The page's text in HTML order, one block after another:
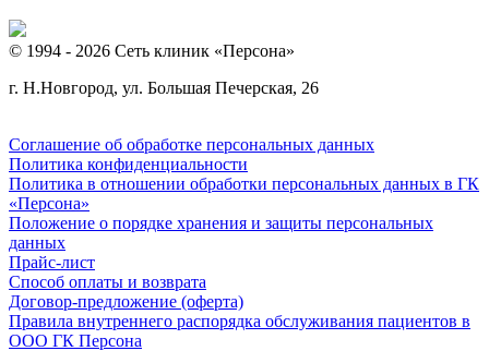
© 1994 - 2026 Сеть клиник «Персона»
г. Н.Новгород, ул. Большая Печерская, 26
Соглашение об обработке персональных данных
Политика конфиденциальности
Политика в отношении обработки персональных данных в ГК
«Персона»
Положение о порядке хранения и защиты персональных
данных
Прайс-лист
Способ оплаты и возврата
Договор-предложение (оферта)
Правила внутреннего распорядка обслуживания пациентов в
ООО ГК Персона